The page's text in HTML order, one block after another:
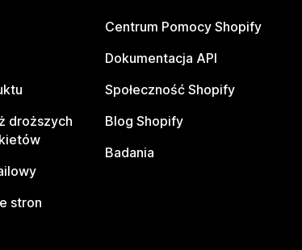
droższych
stron
Centrum Pomocy Shopify
Dokumentacja API
Społeczność Shopify
Blog Shopify
Badania